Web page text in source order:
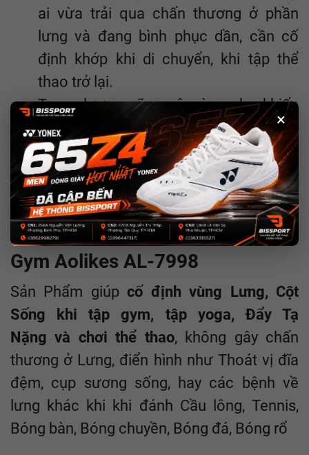
×
ai vừa trải qua chấn thương ở phần
lưng và đang bình phục dần, cần cố
định khớp khi di chuyển, khi tập thể
thao trở lại.
Trọng lượng cũng vô cùng nhẹ khiến
đai lưng Aolikes cực kì thanh thoát và
không gây nặng cho cơ thể , không
khiến bước di chuyển trở nên nặng nề
2.Công Dụng Đai Lưng Tập
Gym Aolikes AL-7998
Sản Phẩm giúpcố định vùng Lưng, Cột
Sống khi tập gym, tập yoga, Đẩy Tạ
Nặng và chơi thể thao, không gây chấn
thương ở Lưng, điển hình như Thoát vị đĩa
đệm, cụp sương sống, hay các bệnh về
lưng khác khi khi đánh Cầu lông, Tennis,
Bóng bàn, Bóng chuyền, Bóng đá, Bóng rổ